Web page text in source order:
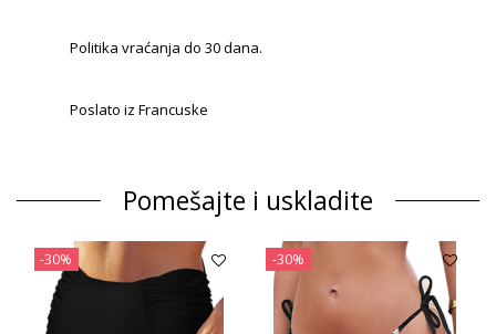
Politika vraćanja do 30 dana.
Poslato iz Francuske
Pomešajte i uskladite
-30% -30%